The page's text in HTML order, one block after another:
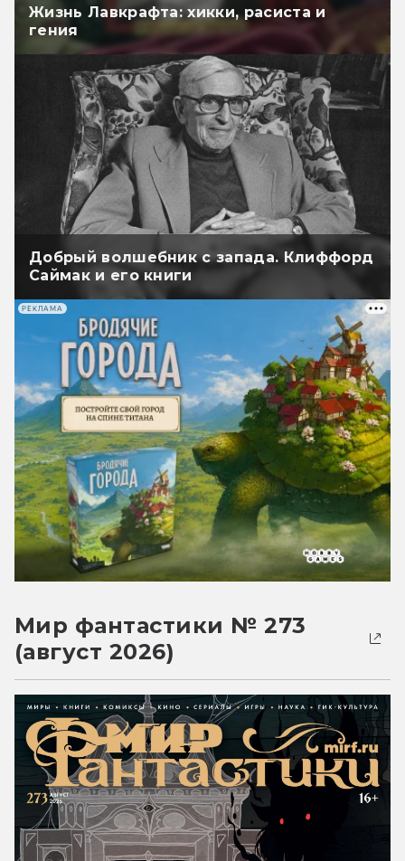
Жизнь Лавкрафта: хикки, расиста и
гения
Добрый волшебник с запада. Клиффорд
Саймак и его книги
РЕКЛАМА
Мир фантастики № 273
(август 2026)